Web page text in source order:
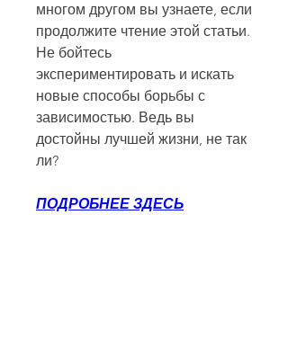
многом другом вы узнаете, если
продолжите чтение этой статьи.
Не бойтесь
экспериментировать и искать
новые способы борьбы с
зависимостью. Ведь вы
достойны лучшей жизни, не так
ли?
ПОДРОБНЕЕ ЗДЕСЬ